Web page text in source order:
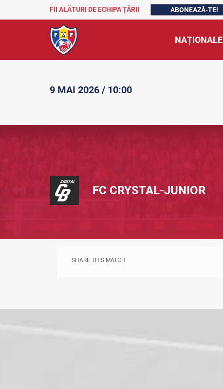
FII ALĂTURI DE ECHIPA ȚĂRII ABONEAZĂ-TE!
NAȚIONALE
9 MAI 2026 / 10:00
FC CRYSTAL-JUNIOR
SHARE THIS MATCH